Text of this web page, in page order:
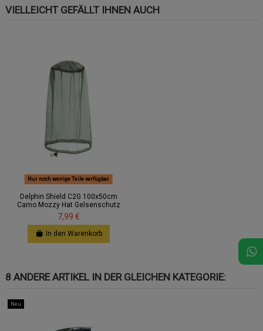
VIELLEICHT GEFÄLLT IHNEN AUCH
Nur noch wenige Teile verfügbar
Delphin Shield C2G 100x50cm
Camo Mozzy Hat Gelsenschutz
7,99 €
In den Warenkorb
8 ANDERE ARTIKEL IN DER GLEICHEN KATEGORIE:
Neu